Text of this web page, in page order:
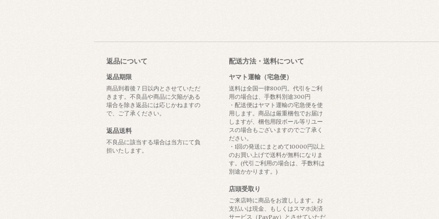
返品について
返品期限
商品到着後７日以内とさせていただ
きます。不良品や商品に欠陥がある
場合を除き返品には応じかねますの
で、ご了承ください。
返品送料
不良品に該当する場合は当方にて負
担いたします。
配送方法・送料について
ヤマト運輸（宅急便）
送料は全国一律800円。代引をご利
用の場合は、手数料別途300円
・配送便はヤマト運輸の宅急便を使
用します。商品は厳重梱包でお届け
しますが、梱包用段ボール等リユー
スの場合もございますのでご了承く
ださい。
・1回の発送にまとめて10000円以上
のお買い上げで送料が無料になりま
す。(代引ご利用の場合は、手数料は
別途かかります。)
店頭受取り
ご来店時に商品をお渡しします。お
支払いは現金、もしくはスマホ決済
サービス（PayPay）とさせていただ